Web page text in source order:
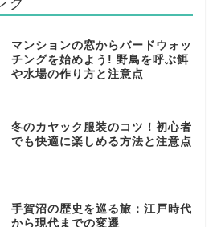
マンションの窓からバードウォッ
チングを始めよう! 野鳥を呼ぶ餌
や水場の作り方と注意点
冬のカヤック服装のコツ！初心者
でも快適に楽しめる方法と注意点
手賀沼の歴史を巡る旅：江戸時代
から現代までの変遷